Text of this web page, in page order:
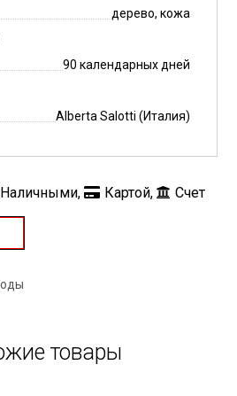
дерево, кожа
90 календарных дней
Alberta Salotti (Италия)
Наличными, Картой, Счет
товары